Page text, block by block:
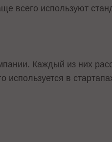
всего используют
Каждый из них
используется в